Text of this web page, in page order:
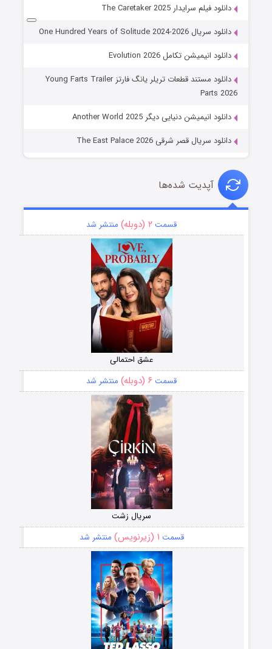
دانلود فیلم سرایدار The Caretaker 2025
دانلود سریال One Hundred Years of Solitude 2024-2026
دانلود انیمیشن تکامل Evolution 2026
دانلود مستند قطعات تریلر یانگ فارتز Young Farts Trailer
Parts 2026
دانلود انیمیشن دنیایی دیگر Another World 2025
دانلود سریال قصر شرقی The East Palace 2026
آپدیت شده‌ها
قسمت ۲ (دوبله) منتشر شد
عشق احتمالی
قسمت ۶ (دوبله) منتشر شد
سریال زشت
قسمت ۱ (زیرنویس) منتشر شد